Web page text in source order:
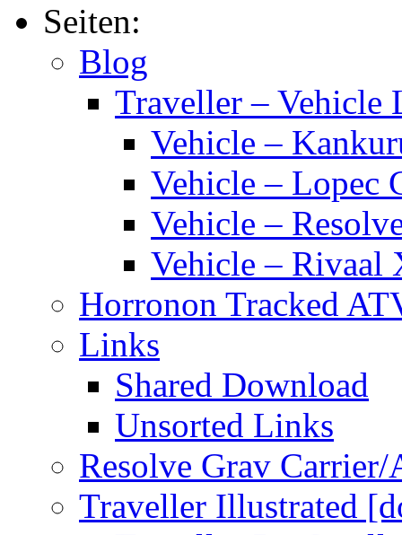
Seiten:
Blog
Traveller – Vehicle
Vehicle –
Vehicle – Lopec
Vehicle –
Vehicle – Rivaal
Horronon Tracked
Links
Shared Download
Unsorted Links
Resolve Grav Carrier/
Traveller Illustrated